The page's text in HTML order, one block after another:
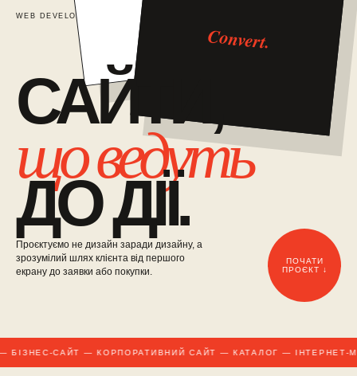
WEB DEVELOPMENT / 01
САЙТИ,
що ведуть
ДО ДІЇ.
Convert.
Проєктуємо не дизайн заради дизайну, а
зрозумілий шлях клієнта від першого
екрану до заявки або покупки.
ПОЧАТИ
ПРОЄКТ ↓
БІЗНЕС-САЙТ — КОРПОРАТИВНИЙ САЙТ — КАТАЛОГ — ІНТЕРНЕТ-